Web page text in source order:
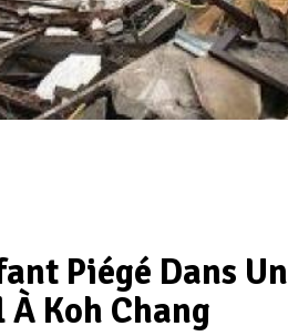
Piégé Dans Un
Koh Chang